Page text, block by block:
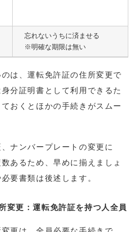
忘れないうちに済ませる
※明確な期限は無い
は、運転免許証の住所変更で
分証明書として利用できるた
おくとほかの手続きがスムー
ナンバープレートの変更に
あるため、早めに揃えましょ
要書類は後述します。
変更：運転免許証を持つ人全員